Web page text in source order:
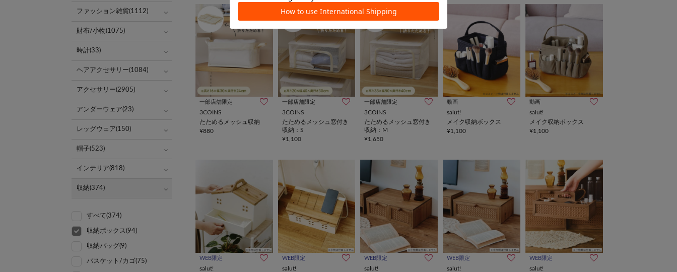
一部店舗限定
3COINS
たためるメッシュ収納
¥880
一部店舗限定
3COINS
たためるメッシュ窓付き
収納：S
¥1,100
一部店舗限定
3COINS
たためるメッシュ窓付き
収納：M
¥1,650
動画
salut!
メイク収納ボックス
¥1,100
動画
salut!
メイク収納ボックス
¥1,100
WEB限定
salut!
WEB限定
salut!
WEB限定
salut!
WEB限定
salut!
WEB限定
salut!
ファッション雑貨(1112)
財布/小物(1075)
時計(33)
ヘアアクセサリー(1084)
アクセサリー(2905)
アンダーウェア(23)
レッグウェア(150)
帽子(523)
インテリア(818)
収納(374)
すべて(374)
収納ボックス(94)
収納バッグ(9)
バスケット/カゴ(75)